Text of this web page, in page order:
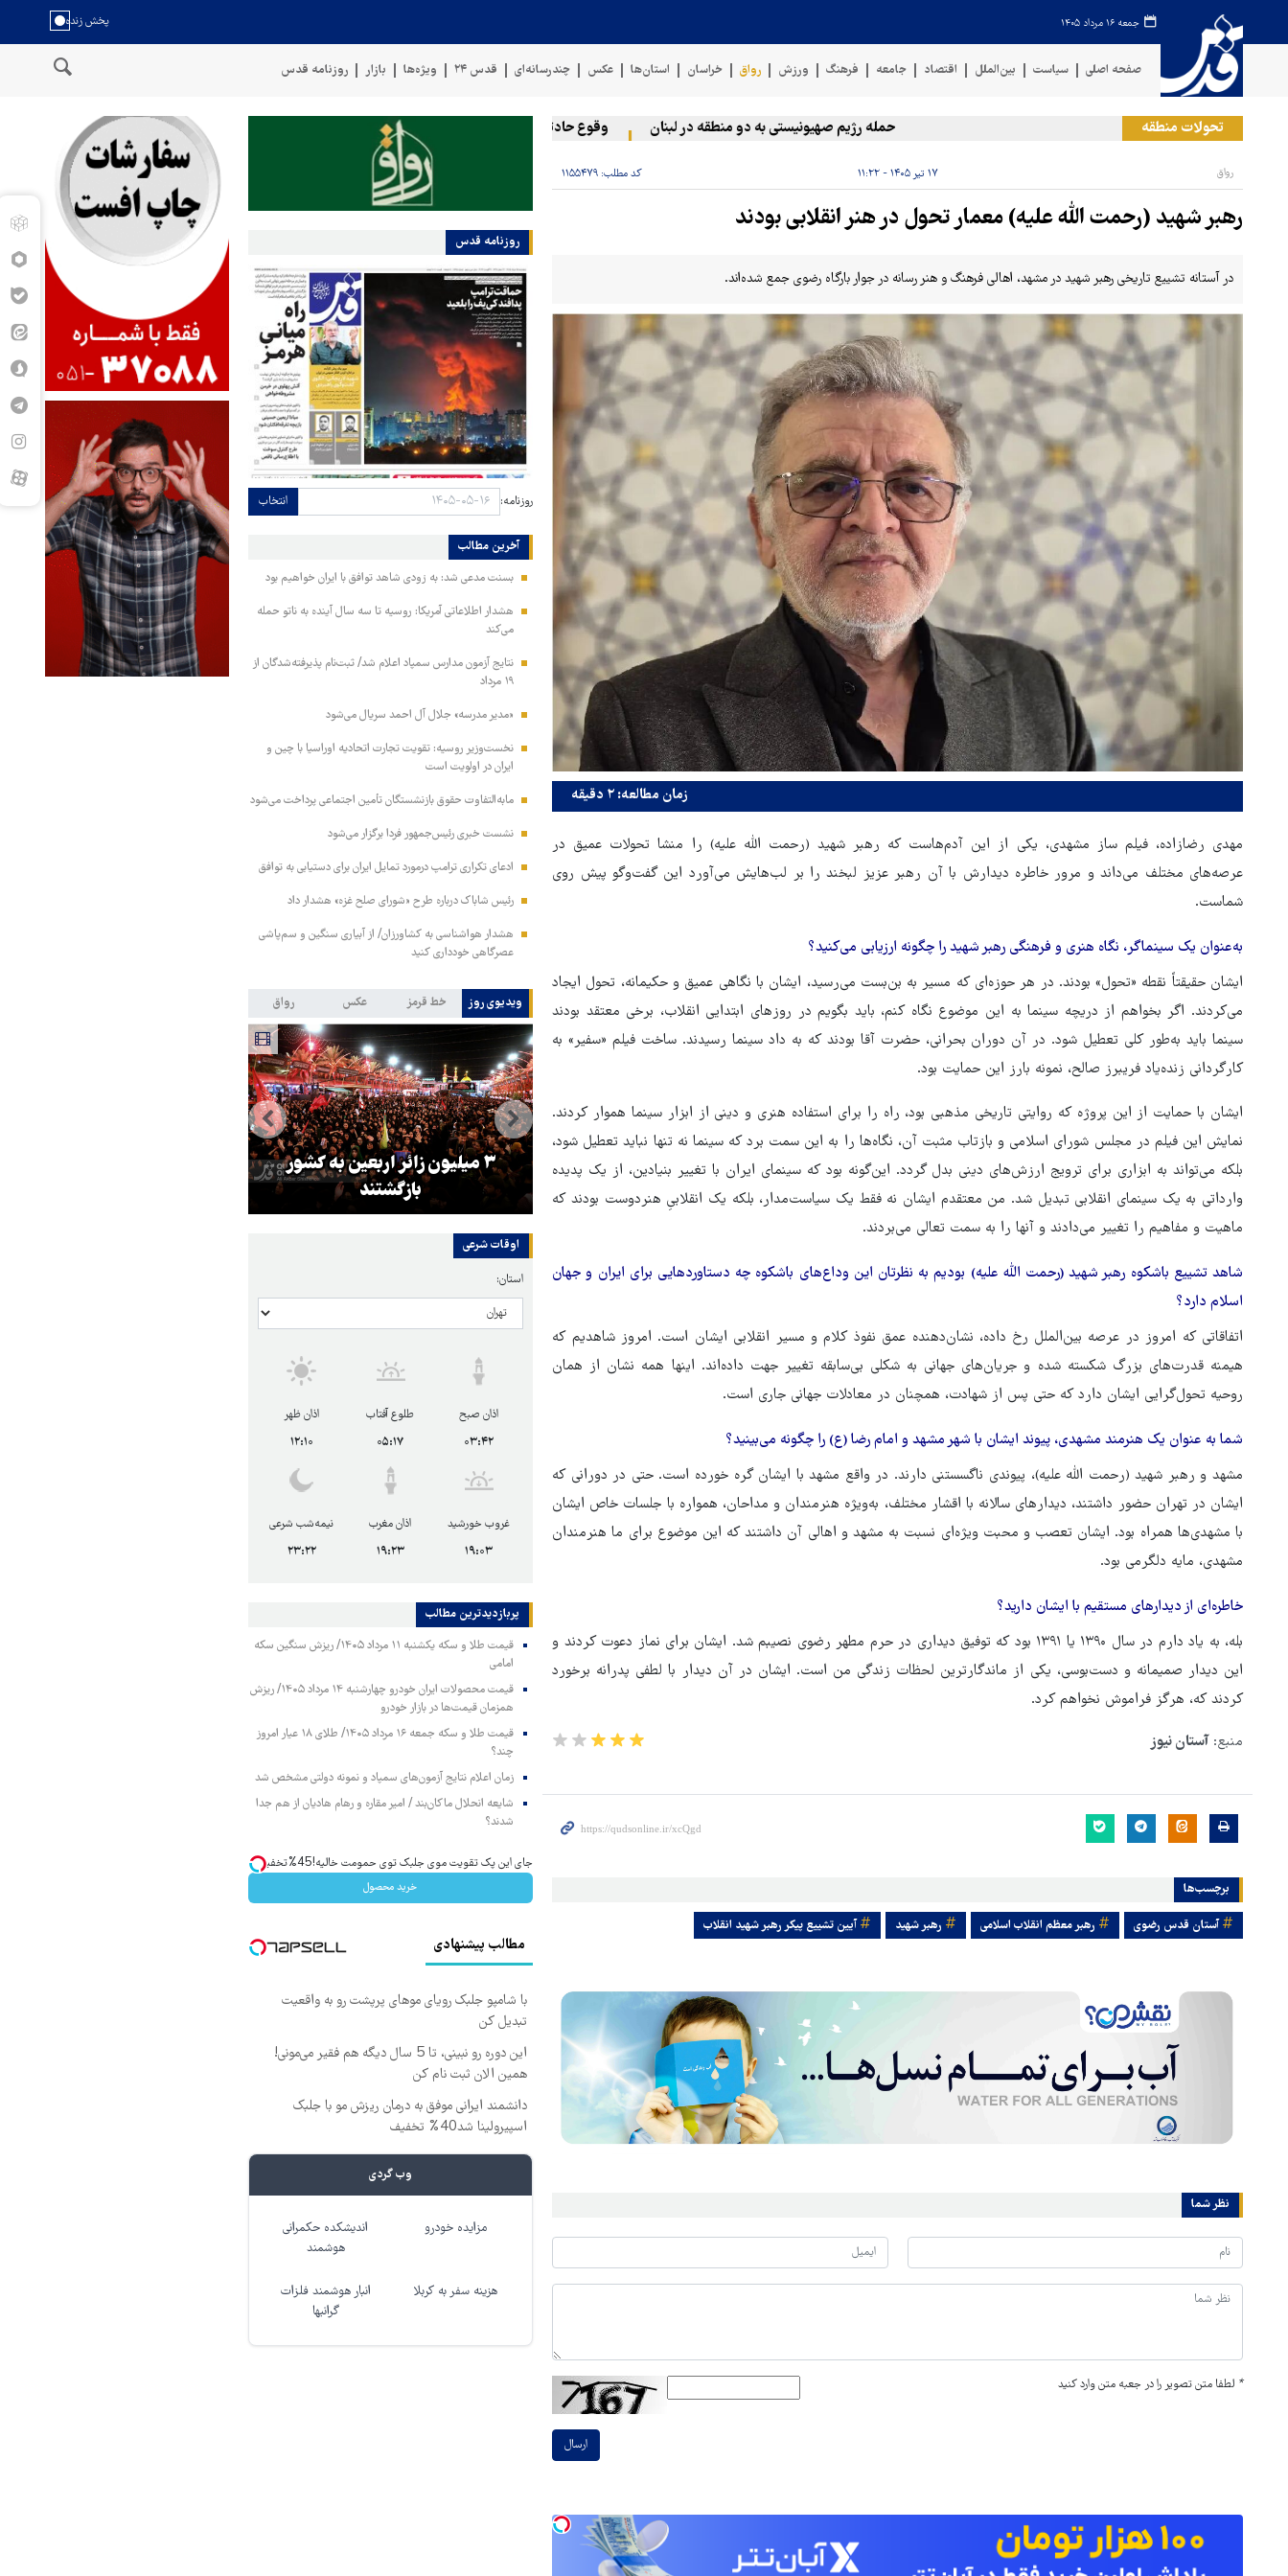
جمعه ۱۶ مرداد ۱۴۰۵
صفحه اصلی سیاست بین‌الملل اقتصاد جامعه فرهنگ ورزش رواق خراسان استان‌ها عکس چندرسانه‌ای قدس ۲۴ ویژه‌ها بازار روزنامه قدس
تحولات منطقه حمله رژیم صهیونیستی به دو منطقه در لبنان وقوع حادثه دریایی در سواحل عمان سخنگوی نیروهای مسلح یمن: کشتی نفتی عربستان را با موشک
رواق ۱۷ تیر ۱۴۰۵ - ۱۱:۲۲ کد مطلب: ۱۱۵۵۴۷۹
رهبر شهید (رحمت الله علیه) معمار تحول در هنر انقلابی بودند
در آستانه تشییع تاریخی رهبر شهید در مشهد، اهالی فرهنگ و هنر رسانه در جوار بارگاه رضوی جمع شده‌اند.
زمان مطالعه: ۲ دقیقه
مهدی رضازاده، فیلم ساز مشهدی، یکی از این آدم‌هاست که رهبر شهید (رحمت الله علیه) را منشا تحولات عمیق در
عرصه‌های مختلف می‌داند و مرور خاطره دیدارش با آن رهبر عزیز لبخند را بر لب‌هایش می‌آورد این گفت‌وگو پیش روی
شماست.
به‌عنوان یک سینماگر، نگاه هنری و فرهنگی رهبر شهید را چگونه ارزیابی می‌کنید؟
ایشان حقیقتاً نقطه «تحول» بودند. در هر حوزه‌ای که مسیر به بن‌بست می‌رسید، ایشان با نگاهی عمیق و حکیمانه، تحول ایجاد
می‌کردند. اگر بخواهم از دریچه سینما به این موضوع نگاه کنم، باید بگویم در روزهای ابتدایی انقلاب، برخی معتقد بودند
سینما باید به‌طور کلی تعطیل شود. در آن دوران بحرانی، حضرت آقا بودند که به داد سینما رسیدند. ساخت فیلم «سفیر» به
کارگردانی زنده‌یاد فریبرز صالح، نمونه بارز این حمایت بود.
ایشان با حمایت از این پروژه که روایتی تاریخی مذهبی بود، راه را برای استفاده هنری و دینی از ابزار سینما هموار کردند.
نمایش این فیلم در مجلس شورای اسلامی و بازتاب مثبت آن، نگاه‌ها را به این سمت برد که سینما نه تنها نباید تعطیل شود،
بلکه می‌تواند به ابزاری برای ترویج ارزش‌های دینی بدل گردد. این‌گونه بود که سینمای ایران با تغییر بنیادین، از یک پدیده
وارداتی به یک سینمای انقلابی تبدیل شد. من معتقدم ایشان نه فقط یک سیاست‌مدار، بلکه یک انقلابیِ هنردوست بودند که
ماهیت و مفاهیم را تغییر می‌دادند و آنها را به سمت تعالی می‌بردند.
شاهد تشییع باشکوه رهبر شهید (رحمت الله علیه) بودیم به نظرتان این وداع‌های باشکوه چه دستاوردهایی برای ایران و جهان
اسلام دارد؟
اتفاقاتی که امروز در عرصه بین‌الملل رخ داده، نشان‌دهنده عمق نفوذ کلام و مسیر انقلابی ایشان است. امروز شاهدیم که
هیمنه قدرت‌های بزرگ شکسته شده و جریان‌های جهانی به شکلی بی‌سابقه تغییر جهت داده‌اند. اینها همه نشان از همان
روحیه تحول‌گرایی ایشان دارد که حتی پس از شهادت، همچنان در معادلات جهانی جاری است.
شما به عنوان یک هنرمند مشهدی، پیوند ایشان با شهر مشهد و امام رضا (ع) را چگونه می‌بینید؟
مشهد و رهبر شهید (رحمت الله علیه)، پیوندی ناگسستنی دارند. در واقع مشهد با ایشان گره خورده است. حتی در دورانی که
ایشان در تهران حضور داشتند، دیدارهای سالانه با اقشار مختلف، به‌ویژه هنرمندان و مداحان، همواره با جلسات خاص ایشان
با مشهدی‌ها همراه بود. ایشان تعصب و محبت ویژه‌ای نسبت به مشهد و اهالی آن داشتند که این موضوع برای ما هنرمندان
مشهدی، مایه دلگرمی بود.
خاطره‌ای از دیدارهای مستقیم با ایشان دارید؟
بله، به یاد دارم در سال ۱۳۹۰ یا ۱۳۹۱ بود که توفیق دیداری در حرم مطهر رضوی نصیبم شد. ایشان برای نماز دعوت کردند و
این دیدار صمیمانه و دست‌بوسی، یکی از ماندگارترین لحظات زندگی من است. ایشان در آن دیدار با لطفی پدرانه برخورد
کردند که، هرگز فراموش نخواهم کرد.
منبع: آستان نیوز
برچسب‌ها
آستان قدس رضوی رهبر معظم انقلاب اسلامی رهبر شهید آیین تشییع پیکر رهبر شهید انقلاب
نظر شما
* لطفا متن تصویر را در جعبه متن وارد کنید
ارسال
روزنامه قدس
روزنامه: انتخاب
آخرین مطالب
بسنت مدعی شد: به زودی شاهد توافق با ایران خواهیم بود
هشدار اطلاعاتی آمریکا: روسیه تا سه سال آینده به ناتو حمله
می‌کند
نتایج آزمون مدارس سمپاد اعلام شد/ ثبت‌نام پذیرفته‌شدگان از
۱۹ مرداد
«مدیر مدرسه» جلال آل احمد سریال می‌شود
نخست‌وزیر روسیه:‌ تقویت تجارت اتحادیه اوراسیا با چین و
ایران در اولویت است
مابه‌التفاوت حقوق بازنشستگان تأمین اجتماعی پرداخت می‌شود
نشست خبری رئیس‌جمهور فردا برگزار می‌شود
ادعای تکراری ترامپ درمورد تمایل ایران برای دستیابی به توافق
رئیس شاباک درباره طرح «شورای صلح غزه» هشدار داد
هشدار هواشناسی به کشاورزان/ از آبیاری سنگین و سم‌پاشی
عصرگاهی خودداری کنید
ویدیوی روز خط قرمز عکس رواق
هماهنگی محور مقاومت، آمریکا را
در منطقه درمانده کرد
ترامپ نماد فساد، اقتدارگرایی و
جنگ‌طلبی است!
۳ میلیون زائر اربعین به کشور
بازگشتند
اوقات شرعی
استان:
اذان صبح
۰۳:۴۲
طلوع آفتاب
۰۵:۱۷
اذان ظهر
۱۲:۱۰
غروب خورشید
۱۹:۰۳
اذان مغرب
۱۹:۲۳
نیمه‌شب شرعی
۲۳:۲۲
پربازدیدترین‌ مطالب
قیمت طلا و سکه یکشنبه ۱۱ مرداد ۱۴۰۵/ ریزش سنگین سکه
امامی
قیمت محصولات ایران خودرو چهارشنبه ۱۴ مرداد ۱۴۰۵/ ریزش
همزمان قیمت‌ها در بازار خودرو
قیمت طلا و سکه جمعه ۱۶ مرداد ۱۴۰۵/ طلای ۱۸ عیار امروز
چند؟
زمان اعلام نتایج آزمون‌های سمپاد و نمونه دولتی مشخص شد
شایعه انحلال ماکان‌بند / امیر مقاره و رهام هادیان از هم جدا
شدند؟
جای این پک تقویت موی جلبک توی حمومت خالیه!45%تخفیف
خرید محصول
مطالب پیشنهادی
با شامپو جلبک رویای موهای پرپشت رو به واقعیت
تبدیل کن
این دوره رو نبینی، تا 5 سال دیگه هم فقیر می‌مونی!
همین الان ثبت نام کن
دانشمند ایرانی موفق به درمان ریزش مو با جلبک
اسپیرولینا شد40% تخفیف
وب گردی
مزایده خودرو
اندیشکده حکمرانی
هوشمند
هزینه سفر به کربلا
انبار هوشمند فلزات
گرانبها